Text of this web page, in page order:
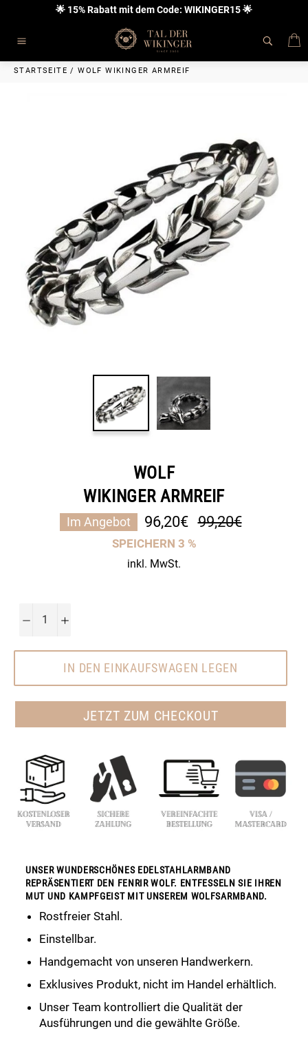
Inhalt
🌟 15% Rabatt mit dem Code: WIKINGER15 🌟
STARTSEITE /WOLF WIKINGER ARMREIF
WOLF
WIKINGER ARMREIF
Im Angebot 96,20€
Normaler
Preis
99,20€
SPEICHERN 3 %
inkl. MwSt.
− +
IN DEN EINKAUFSWAGEN LEGEN
JETZT ZUM CHECKOUT
UNSER WUNDERSCHÖNES EDELSTAHLARMBAND
REPRÄSENTIERT DEN FENRIR WOLF. ENTFESSELN SIE IHREN
MUT UND KAMPFGEIST MIT UNSEREM WOLFSARMBAND.
Rostfreier Stahl.
Einstellbar.
Handgemacht von unseren Handwerkern.
Exklusives Produkt, nicht im Handel erhältlich.
Unser Team kontrolliert die Qualität der
Ausführungen und die gewählte Größe.